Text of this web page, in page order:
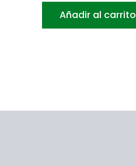
Añadir al carrito